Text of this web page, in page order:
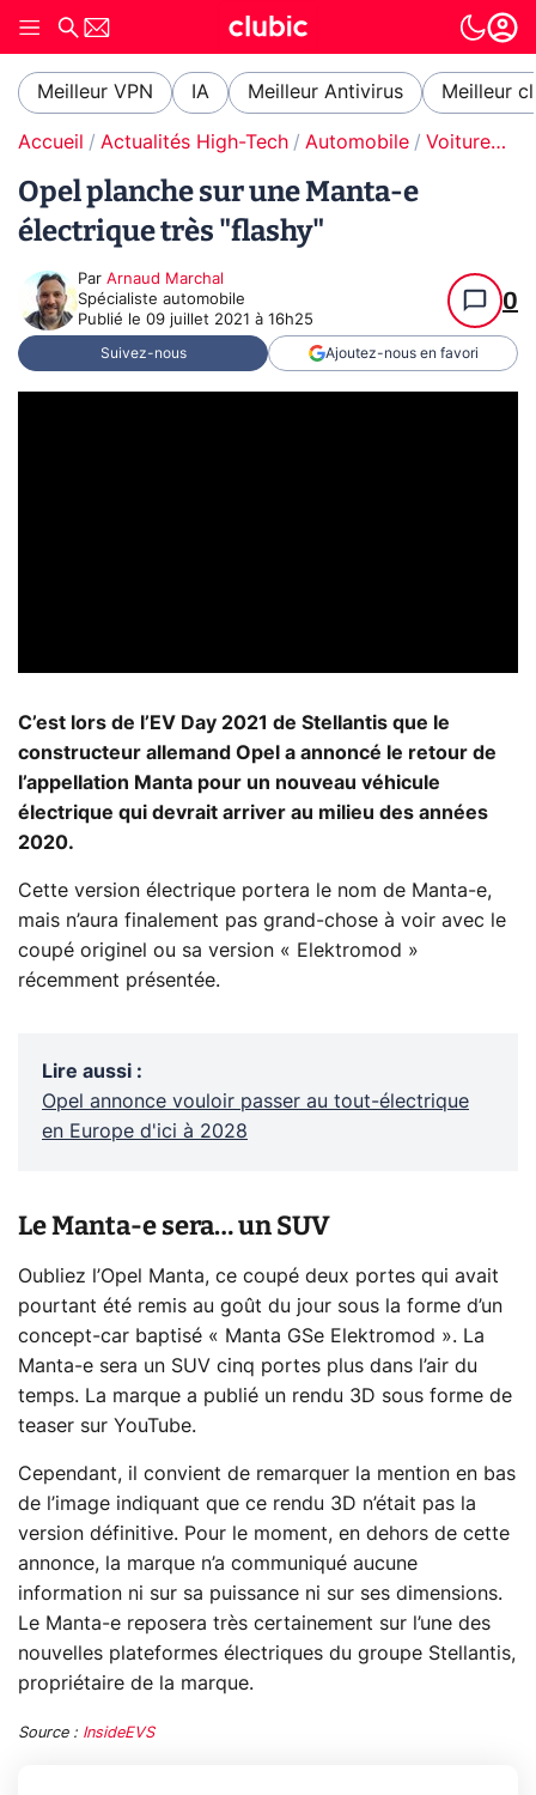
Meilleur VPN IA Meilleur Antivirus Meilleur
Accueil Actualités High-Tech Automobile Voitures électriques
Opel planche sur une Manta-e
électrique très "flashy"
Par Arnaud Marchal
Spécialiste automobile
Publié le 09 juillet 2021 à 16h25
0
Suivez-nous Ajoutez-nous en favori
C’est lors de l’EV Day 2021 de Stellantis que le
constructeur allemand Opel a annoncé le retour de
l’appellation Manta pour un nouveau véhicule
électrique qui devrait arriver au milieu des années
2020.
Cette version électrique portera le nom de Manta-e,
mais n’aura finalement pas grand-chose à voir avec le
coupé originel ou sa version « Elektromod »
récemment présentée.
Lire aussi :
Opel annonce vouloir passer au tout-électrique
en Europe d'ici à 2028
Le Manta-e sera… un SUV
Oubliez l’Opel Manta, ce coupé deux portes qui avait
pourtant été remis au goût du jour sous la forme d’un
concept-car baptisé « Manta GSe Elektromod ». La
Manta-e sera un SUV cinq portes plus dans l’air du
temps. La marque a publié un rendu 3D sous forme de
teaser sur YouTube.
Cependant, il convient de remarquer la mention en bas
de l’image indiquant que ce rendu 3D n’était pas la
version définitive. Pour le moment, en dehors de cette
annonce, la marque n’a communiqué aucune
information ni sur sa puissance ni sur ses dimensions.
Le Manta-e reposera très certainement sur l’une des
nouvelles plateformes électriques du groupe Stellantis,
propriétaire de la marque.
Source : InsideEVS